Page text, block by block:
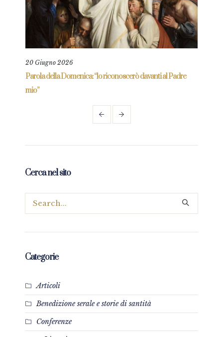
20 Giugno 2026
Parola della Domenica: “lo riconoscerò davanti al Padre
mio”
Cerca nel sito
Categorie
Articoli
Benedizione serale e storie di santità
Conferenze